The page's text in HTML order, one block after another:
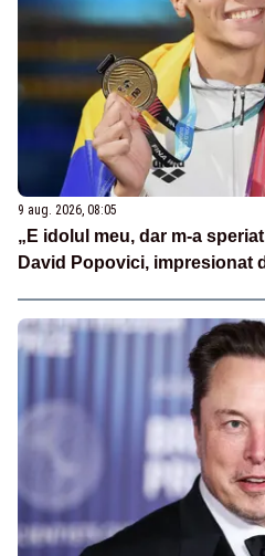
9 aug. 2026, 08:05
„E idolul meu, dar m-a
David Popovici, impresionat